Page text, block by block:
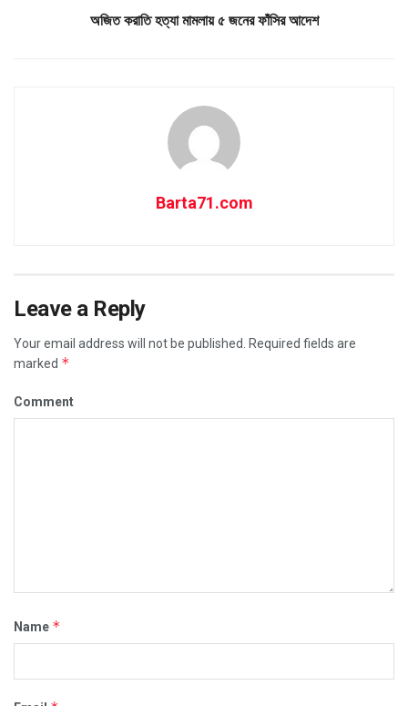
অজিত করাতি হত্যা মামলায় ৫ জনের ফাঁসির আদেশ
Barta71.com
Leave a Reply
Your email address will not be published.
Required fields are
marked *
Comment
Name *